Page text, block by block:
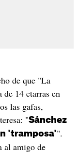
de que "La
14 etarras en
las gafas,
"Sánchez
'tramposa'".
al amigo de